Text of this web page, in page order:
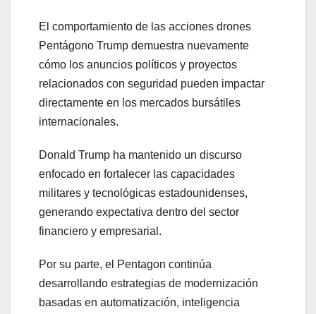
El comportamiento de las acciones drones
Pentágono Trump demuestra nuevamente
cómo los anuncios políticos y proyectos
relacionados con seguridad pueden impactar
directamente en los mercados bursátiles
internacionales.
Donald Trump ha mantenido un discurso
enfocado en fortalecer las capacidades
militares y tecnológicas estadounidenses,
generando expectativa dentro del sector
financiero y empresarial.
Por su parte, el Pentagon continúa
desarrollando estrategias de modernización
basadas en automatización, inteligencia